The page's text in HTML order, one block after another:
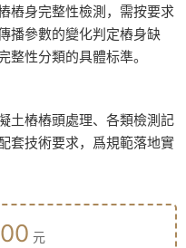
樁身完整性檢測，需按要求
播參數的變化判定樁身缺
整性分類的具體标準。
土樁樁頭處理、各類檢測記
套技術要求，爲規範落地實
元